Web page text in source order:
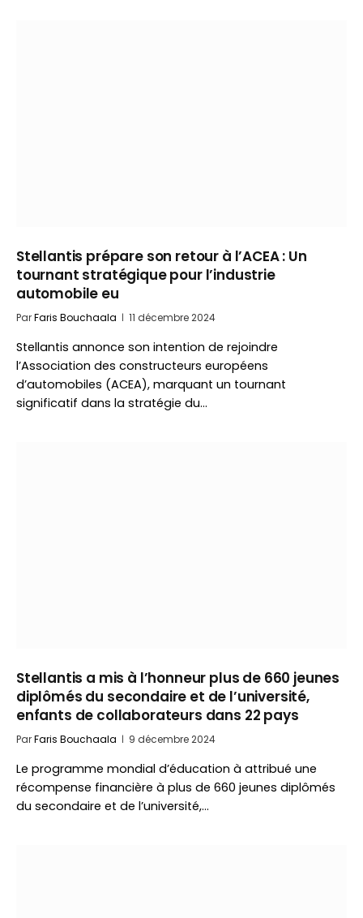
Stellantis prépare son retour à l’ACEA : Un
tournant stratégique pour l’industrie
automobile eu
ParFaris Bouchaala 11 décembre 2024
Stellantis annonce son intention de rejoindre
l’Association des constructeurs européens
d’automobiles (ACEA), marquant un tournant
significatif dans la stratégie du…
Stellantis a mis à l’honneur plus de 660 jeunes
diplômés du secondaire et de l’université,
enfants de collaborateurs dans 22 pays
ParFaris Bouchaala 9 décembre 2024
Le programme mondial d’éducation à attribué une
récompense financière à plus de 660 jeunes diplômés
du secondaire et de l’université,…